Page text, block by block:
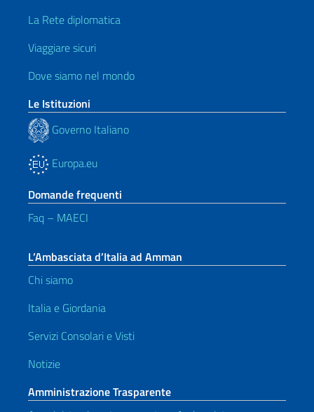
La Rete diplomatica
Viaggiare sicuri
Dove siamo nel mondo
Le Istituzioni
Governo Italiano
Europa.eu
Domande frequenti
Faq – MAECI
L’Ambasciata d’Italia ad Amman
Chi siamo
Italia e Giordania
Servizi Consolari e Visti
Notizie
Amministrazione Trasparente